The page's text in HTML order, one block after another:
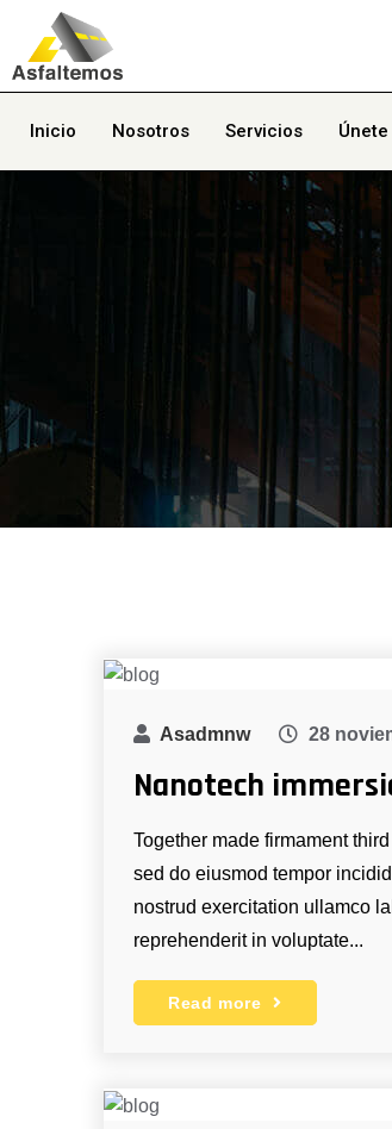
Inicio Nosotros Servicios
Asadmnw 28
Nanotech
Together made firmament
sed do eiusmod tempor
nostrud exercitation ullamco
reprehenderit in voluptate...
Read more